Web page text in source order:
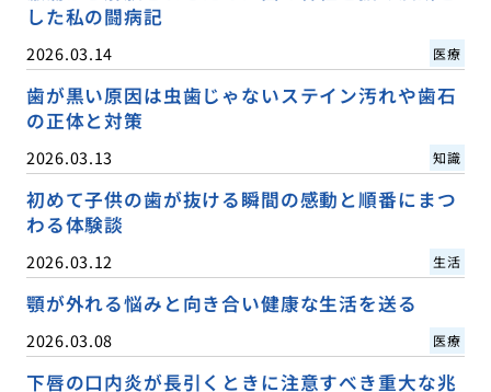
した私の闘病記
2026.03.14 医療
歯が黒い原因は虫歯じゃないステイン汚れや歯石
の正体と対策
2026.03.13 知識
初めて子供の歯が抜ける瞬間の感動と順番にまつ
わる体験談
2026.03.12 生活
顎が外れる悩みと向き合い健康な生活を送る
2026.03.08 医療
下唇の口内炎が長引くときに注意すべき重大な兆